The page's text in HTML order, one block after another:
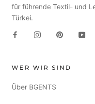
für führende Textil- und
Türkei.
WER WIR SIND
Über BGENTS